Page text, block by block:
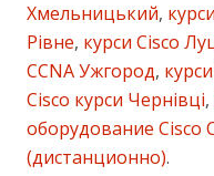
Хмельницький,
Рівне, курси Cisco
CCNA Ужгород,
Cisco курси Чернівці,
оборудование Cisco
(дистанционно).